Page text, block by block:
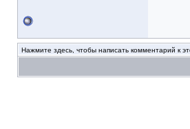
Нажмите здесь, чтобы написать комментарий к